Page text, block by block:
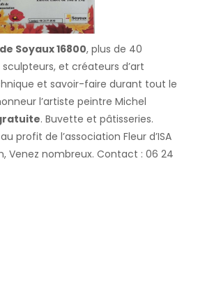
Soyaux 16800, plus de 40
et créateurs d’art
et savoir-faire durant tout le
l’artiste peintre Michel
. Buvette et pâtisseries.
profit de l’association Fleur d’ISA
Venez nombreux. Contact : 06 24